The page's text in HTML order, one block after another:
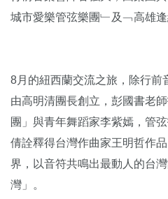
城市愛樂管弦樂團﹂及﹁高雄逢
8月的紐西蘭交流之旅，除行前
由高明清團長創立，彭國書老
團」與青年舞蹈家李紫嫣，管
倩詮釋得台灣作曲家王明哲作
界，以音符共鳴出最動人的台
灣」。